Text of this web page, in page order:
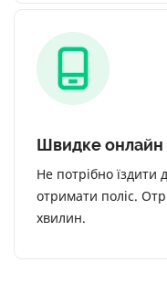
Швидке
Не потрібно їздити
отримати поліс.
хвилин.